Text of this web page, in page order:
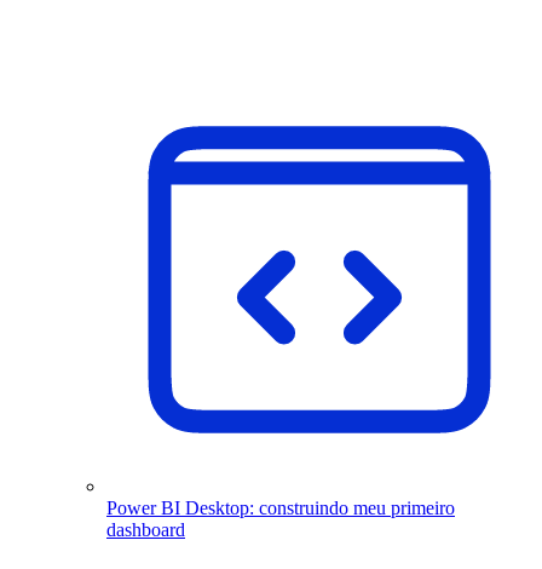
Power BI Desktop: construindo meu primeiro
dashboard